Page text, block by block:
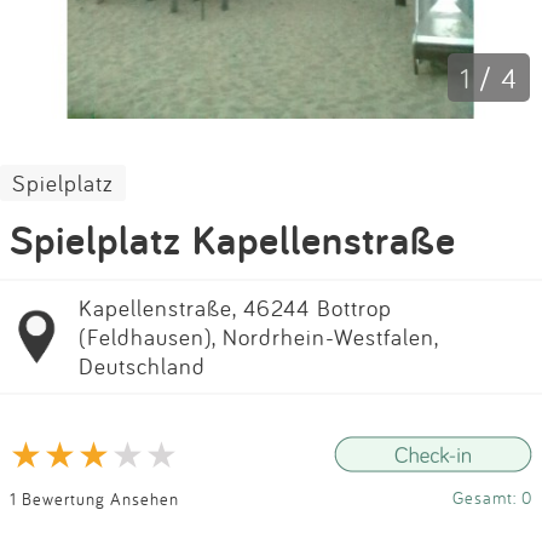
Anmelden 1 / 4
Spielplatz
Spielplatz Kapellenstraße
Kapellenstraße, 46244 Bottrop
(Feldhausen), Nordrhein-Westfalen,
Deutschland
1 Bewertung Ansehen Gesamt: 0